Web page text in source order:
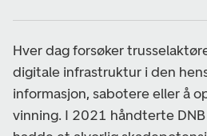
Hver dag forsøker
digitale infrastruktur i den
informasjon, sabotere eller å
vinning. I 2021 håndterte DNB